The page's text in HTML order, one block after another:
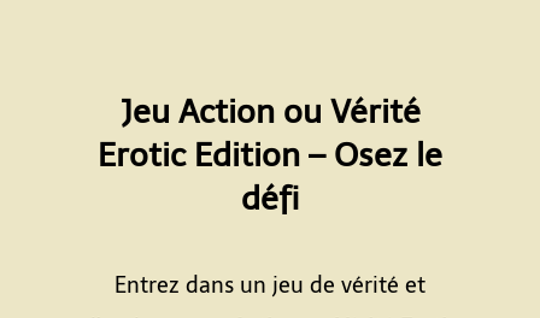
Jeu Action ou Vérité
Erotic Edition – Osez le
défi
Entrez dans un jeu de vérité et